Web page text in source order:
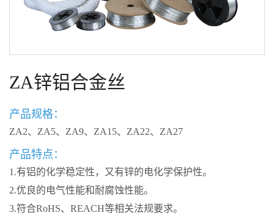
ZA锌铝合金丝
产品规格：
ZA2、ZA5、ZA9、ZA15、ZA22、ZA27
产品特点：
1.有铝的化学稳定性，又有锌的电化学保护性。
2.优良的电气性能和耐腐蚀性能。
3.符合RoHS、REACH等相关法规要求。